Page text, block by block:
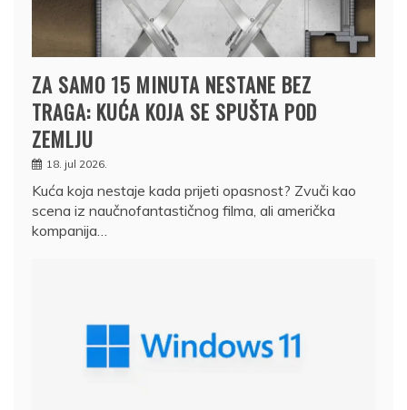
ZA SAMO 15 MINUTA NESTANE BEZ
TRAGA: KUĆA KOJA SE SPUŠTA POD
ZEMLJU
18. jul 2026.
Kuća koja nestaje kada prijeti opasnost? Zvuči kao
scena iz naučnofantastičnog filma, ali američka
kompanija…